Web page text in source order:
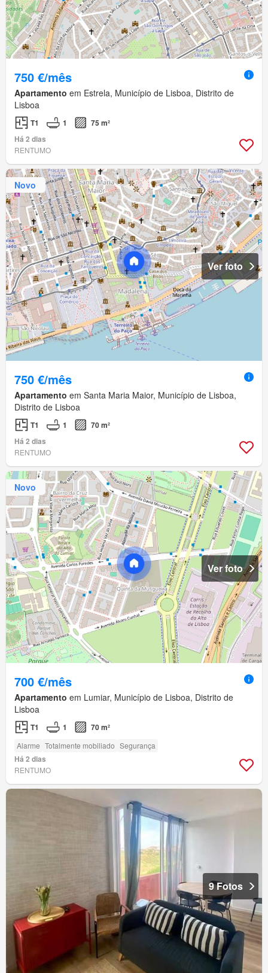
750 €/mês
Apartamento em Estrela, Município de Lisboa, Distrito de
Lisboa
T1 1
75 m²
Há 2 dias
RENTUMO
Novo
Ver foto
750 €/mês
Apartamento em Santa Maria Maior, Município de Lisboa,
Distrito de Lisboa
T1 1
70 m²
Há 2 dias
RENTUMO
Novo
Ver foto
700 €/mês
Apartamento em Lumiar, Município de Lisboa, Distrito de
Lisboa
T1 1 70 m²
Alarme Totalmente mobiliado Segurança
Há 2 dias
RENTUMO
9 Fotos